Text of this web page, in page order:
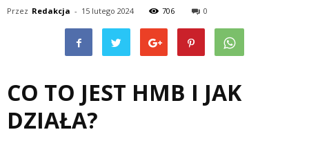
Przez Redakcja - 15 lutego 2024 706 0
CO TO JEST HMB I JAK
DZIAŁA?